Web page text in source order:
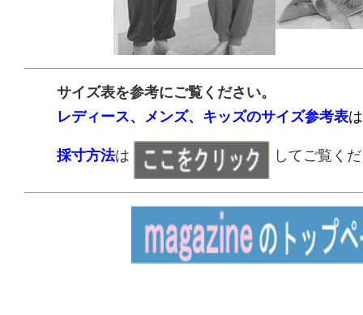
サイズ表を参考にご覧ください。
レディース、メンズ、キッズのサイズ参考表は
採寸方法は してご覧く